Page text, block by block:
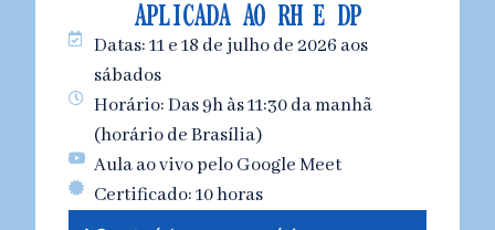
APLICADA AO RH E DP
Datas: 11 e 18 de julho de 2026 aos
sábados
Horário: Das 9h às 11:30 da manhã
(horário de Brasília)
Aula ao vivo pelo Google Meet
Certificado: 10 horas